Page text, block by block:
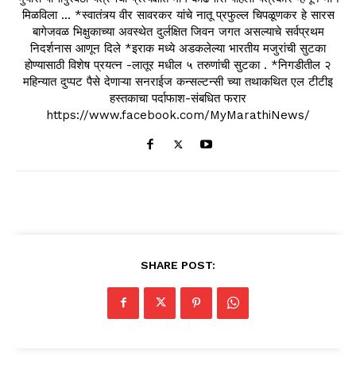
मिळविला ... *स्वातंत्र्य वीर सावरकर यांचे नातू प्रफुल्ल चिपळूणकर हे सारस
बागेजवळ भिक्षुकाच्या अवस्थेत दुर्लक्षित जिवन जगत असल्याचे सर्वप्रथम
निदर्शनास आणून दिले *इराक मध्ये अडकलेल्या भारतीय मजुरांची सुटका
होण्यासाठी विशेष प्रयत्न -लातूर मधील ५ तरुणांची सुटका . *निगडीतील २
महिन्यात दुप्पट पैसे देणाऱ्या सनराईज कन्सल्टन्सी च्या तथाकथित एल टीटीइ
हस्तकाचा पर्दाफाश-संबधित फरार
https://www.facebook.com/MyMarathiNews/
SHARE POST: